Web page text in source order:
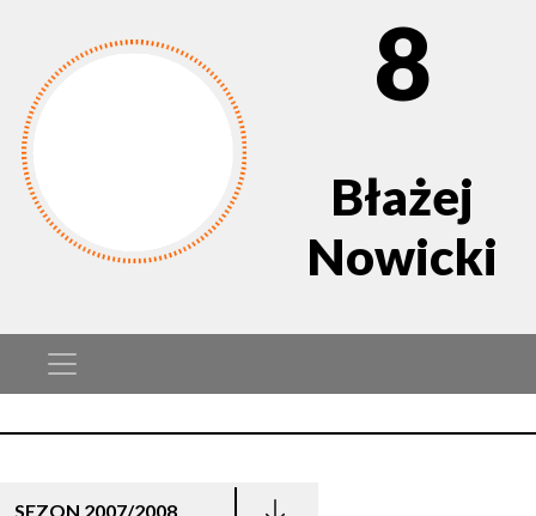
8
Błażej
Nowicki
SEZON 2007/2008